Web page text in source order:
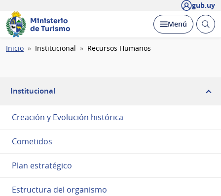
gub.uy
Ministerio
de Turismo
Desplegar
Menú Abrir
Ruta
Inicio Institucional Recursos Humanos
Institucional
Creación y Evolución histórica
Cometidos
Plan estratégico
Estructura del organismo